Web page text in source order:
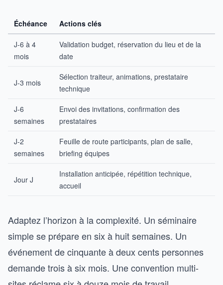
Échéance Actions clés
J-6 à 4
mois
Validation budget, réservation du lieu et de la
date
J-3 mois
Sélection traiteur, animations, prestataire
technique
J-6
semaines
Envoi des invitations, confirmation des
prestataires
J-2
semaines
Feuille de route participants, plan de salle,
briefing équipes
Jour J
Installation anticipée, répétition technique,
accueil
Adaptez l’horizon à la complexité. Un séminaire
simple se prépare en six à huit semaines. Un
événement de cinquante à deux cents personnes
demande trois à six mois. Une convention multi-